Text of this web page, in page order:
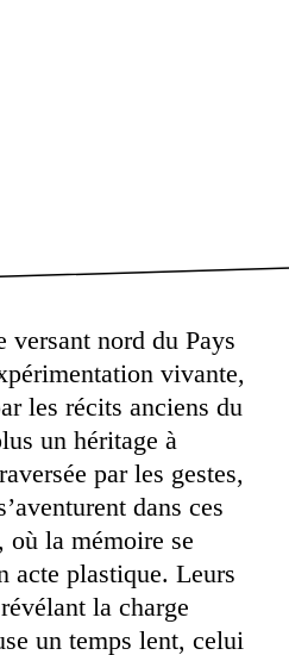
versant nord du Pays
vivante,
les récits anciens du
un héritage à
par les gestes,
dans ces
où la mémoire se
acte plastique. Leurs
la charge
un temps lent, celui